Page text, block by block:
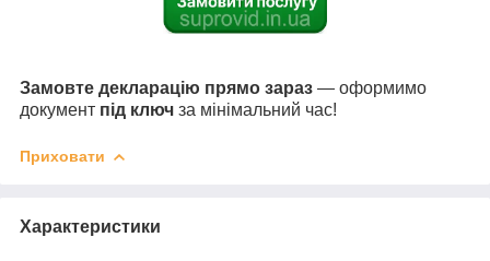
Замовте декларацію прямо зараз — оформимо
документ під ключ за мінімальний час!
Приховати
Характеристики